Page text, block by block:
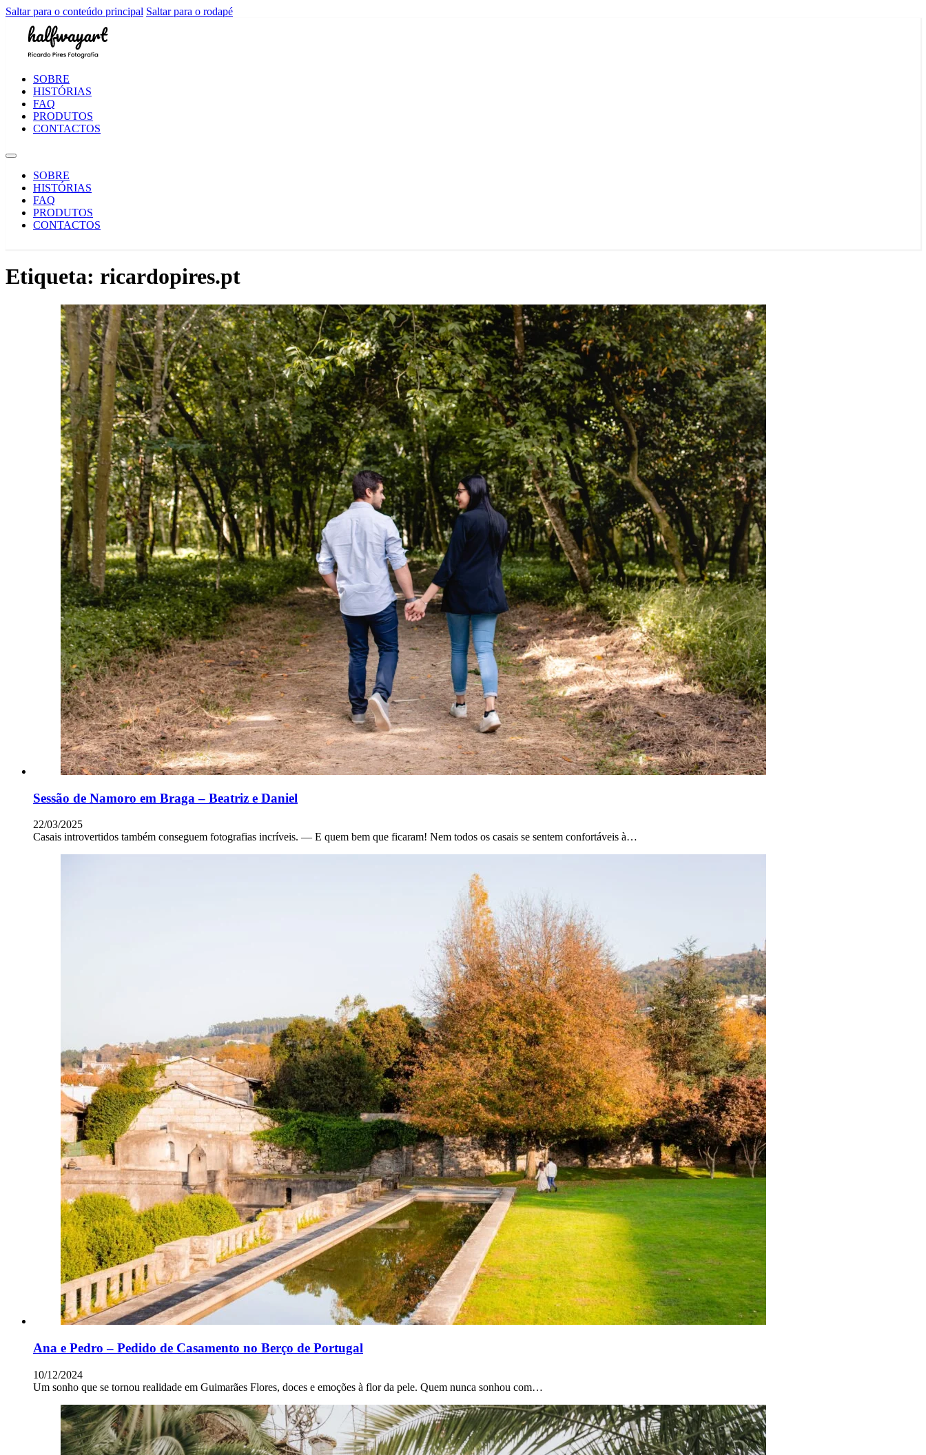
Saltar para o conteúdo principal Saltar para o rodapé
SOBRE
HISTÓRIAS
FAQ
PRODUTOS
CONTACTOS
SOBRE
HISTÓRIAS
FAQ
PRODUTOS
CONTACTOS
Etiqueta: ricardopires.pt
Sessão de Namoro em Braga – Beatriz e Daniel
22/03/2025
Casais introvertidos também conseguem fotografias incríveis. — E quem bem que ficaram! Nem todos os casais se sentem confortáveis à…
Ana e Pedro – Pedido de Casamento no Berço de Portugal
10/12/2024
Um sonho que se tornou realidade em Guimarães Flores, doces e emoções à flor da pele. Quem nunca sonhou com…